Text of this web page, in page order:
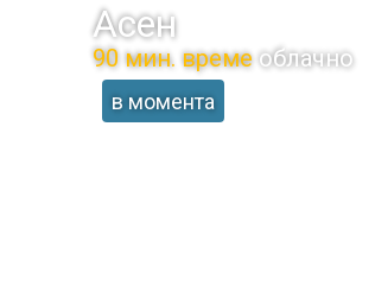
Асен
90 мин. време облачно
в момента